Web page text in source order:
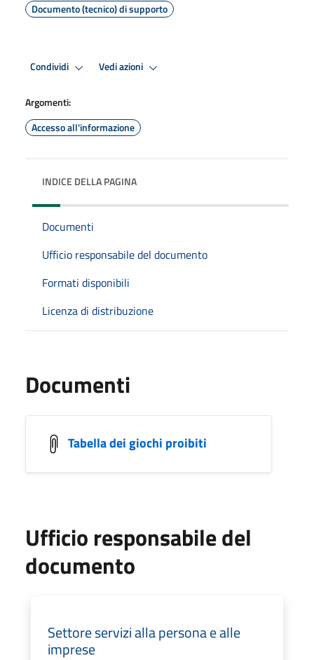
Documento (tecnico) di supporto
Condividi Vedi azioni
Argomenti:
Accesso all'informazione
INDICE DELLA PAGINA
Documenti
Ufficio responsabile del documento
Formati disponibili
Licenza di distribuzione
Documenti
Tabella dei giochi proibiti
Ufficio responsabile del
documento
Settore servizi alla persona e alle
imprese